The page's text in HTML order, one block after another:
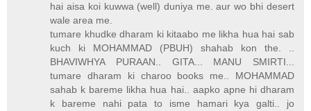
hai aisa koi kuwwa (well) duniya me. aur wo bhi desert
wale area me.
tumare khudke dharam ki kitaabo me likha hua hai sab
kuch ki MOHAMMAD (PBUH) shahab kon the. ..
BHAVIWHYA PURAAN.. GITA... MANU SMIRTI...
tumare dharam ki charoo books me.. MOHAMMAD
sahab k bareme likha hua hai.. aapko apne hi dharam
k bareme nahi pata to isme hamari kya galti.. jo